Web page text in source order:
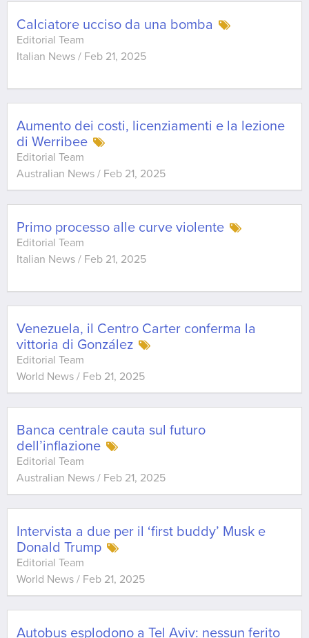
Calciatore ucciso da una bomba
Editorial Team
Italian News / Feb 21, 2025
Aumento dei costi, licenziamenti e la lezione
di Werribee
Editorial Team
Australian News / Feb 21, 2025
Primo processo alle curve violente
Editorial Team
Italian News / Feb 21, 2025
Venezuela, il Centro Carter conferma la
vittoria di González
Editorial Team
World News / Feb 21, 2025
Banca centrale cauta sul futuro
dell’inflazione
Editorial Team
Australian News / Feb 21, 2025
Intervista a due per il ‘first buddy’ Musk e
Donald Trump
Editorial Team
World News / Feb 21, 2025
Autobus esplodono a Tel Aviv: nessun ferito